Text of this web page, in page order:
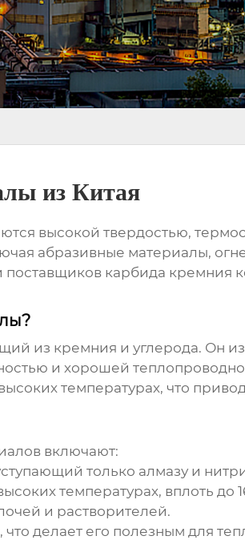
из Китая
высокой твердостью,
абразивные материалы,
поставщиков карбида кремния
из кремния и углерода. Он
и хорошей
температурах, что
включают:
только алмазу и
температурах, вплоть до
и растворителей.
делает его полезным для